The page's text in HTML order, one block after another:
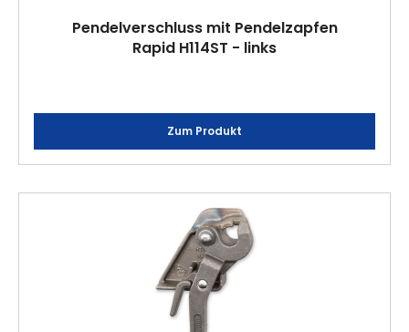
Pendelverschluss mit Pendelzapfen
Rapid H114ST - links
Zum Produkt